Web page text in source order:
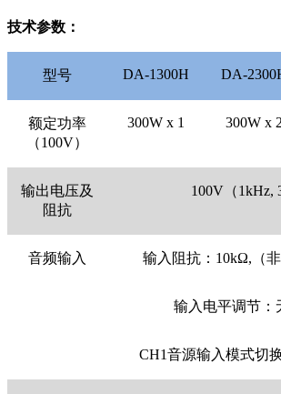
技术参数：
型号 DA-1300H DA-
额定功率
（100V）
300W x 1 300W x 2
输出电压及
阻抗
100V（1kHz,
音频输入 输入阻抗：10kΩ,（
输入电平调节：
CH1音源输入模式切